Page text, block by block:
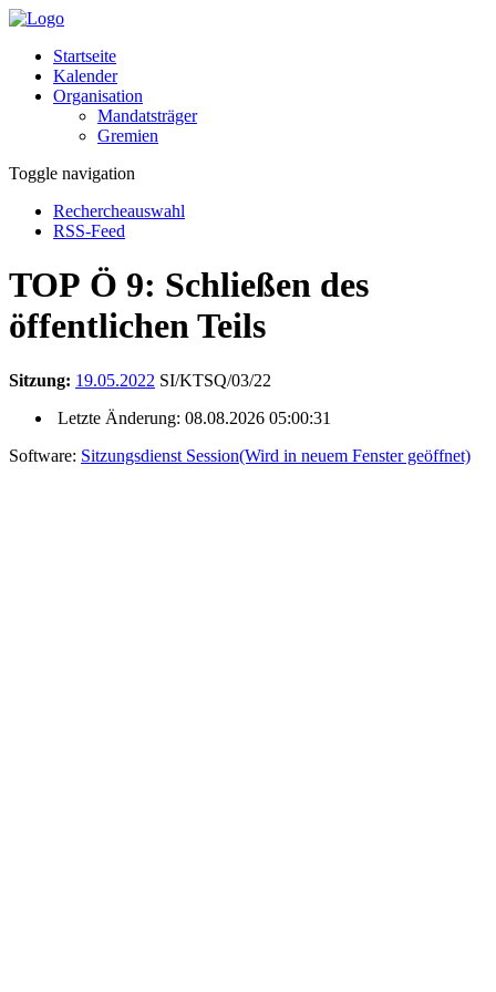
Startseite
Kalender
Organisation
Mandatsträger
Gremien
Toggle navigation
Rechercheauswahl
RSS-Feed
TOP Ö 9: Schließen des
öffentlichen Teils
Sitzung: 19.05.2022 SI/KTSQ/03/22
Letzte Änderung: 08.08.2026 05:00:31
Software: Sitzungsdienst Session(Wird in neuem Fenster geöffnet)